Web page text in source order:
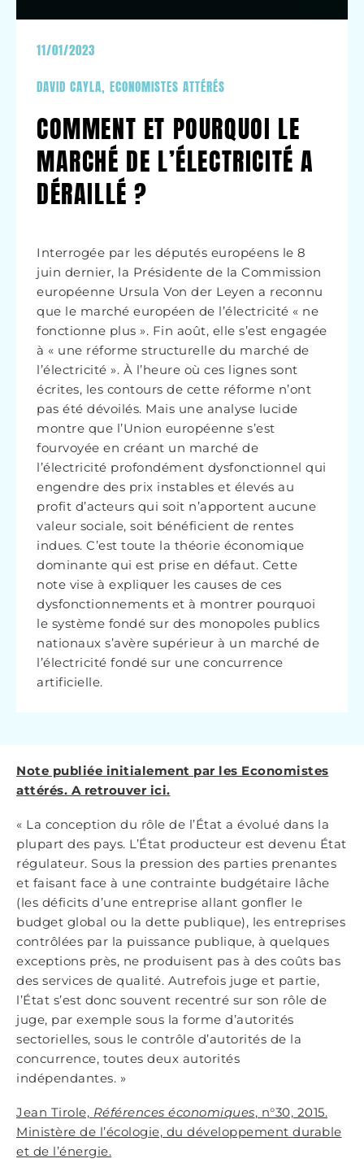
11/01/2023
DAVID CAYLA, ECONOMISTES ATTÉRÉS
COMMENT ET POURQUOI LE
MARCHÉ DE L’ÉLECTRICITÉ A
DÉRAILLÉ ?
Interrogée par les députés européens le 8
juin dernier, la Présidente de la Commission
européenne Ursula Von der Leyen a reconnu
que le marché européen de l’électricité « ne
fonctionne plus ». Fin août, elle s’est engagée
à « une réforme structurelle du marché de
l’électricité ». À l’heure où ces lignes sont
écrites, les contours de cette réforme n’ont
pas été dévoilés. Mais une analyse lucide
montre que l’Union européenne s’est
fourvoyée en créant un marché de
l’électricité profondément dysfonctionnel qui
engendre des prix instables et élevés au
profit d’acteurs qui soit n’apportent aucune
valeur sociale, soit bénéficient de rentes
indues. C’est toute la théorie économique
dominante qui est prise en défaut. Cette
note vise à expliquer les causes de ces
dysfonctionnements et à montrer pourquoi
le système fondé sur des monopoles publics
nationaux s’avère supérieur à un marché de
l’électricité fondé sur une concurrence
artificielle.
Note publiée initialement par les Economistes
attérés. A retrouver ici.
« La conception du rôle de l’État a évolué dans la
plupart des pays. L’État producteur est devenu État
régulateur. Sous la pression des parties prenantes
et faisant face à une contrainte budgétaire lâche
(les déficits d’une entreprise allant gonfler le
budget global ou la dette publique), les entreprises
contrôlées par la puissance publique, à quelques
exceptions près, ne produisent pas à des coûts bas
des services de qualité. Autrefois juge et partie,
l’État s’est donc souvent recentré sur son rôle de
juge, par exemple sous la forme d’autorités
sectorielles, sous le contrôle d’autorités de la
concurrence, toutes deux autorités
indépendantes. »
Jean Tirole, Références économiques, n°30, 2015.
Ministère de l’écologie, du développement durable
et de l’énergie.